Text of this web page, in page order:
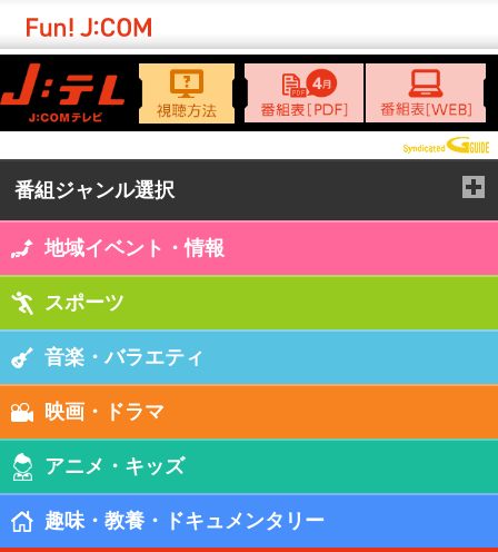
番組ジャンル選択
地域イベント・情報
スポーツ
音楽・バラエティ
映画・ドラマ
アニメ・キッズ
趣味・教養・ドキュメンタリー